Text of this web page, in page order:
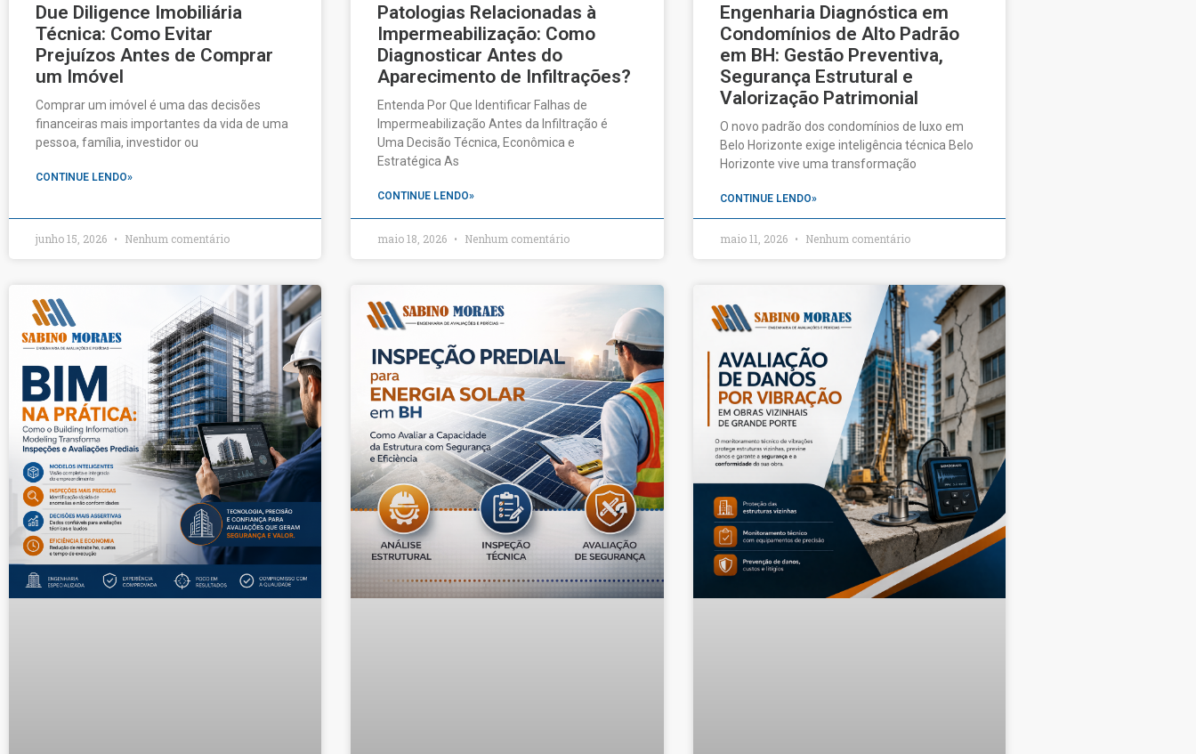
Due Diligence Imobiliária
Técnica: Como Evitar
Prejuízos Antes de Comprar
um Imóvel
Comprar um imóvel é uma das decisões
financeiras mais importantes da vida de uma
pessoa, família, investidor ou
CONTINUE LENDO»
junho 15, 2026 Nenhum comentário
Patologias Relacionadas à
Impermeabilização: Como
Diagnosticar Antes do
Aparecimento de Infiltrações?
Entenda Por Que Identificar Falhas de
Impermeabilização Antes da Infiltração é
Uma Decisão Técnica, Econômica e
Estratégica As
CONTINUE LENDO»
maio 18, 2026 Nenhum comentário
Engenharia Diagnóstica em
Condomínios de Alto Padrão
em BH: Gestão Preventiva,
Segurança Estrutural e
Valorização Patrimonial
O novo padrão dos condomínios de luxo em
Belo Horizonte exige inteligência técnica Belo
Horizonte vive uma transformação
CONTINUE LENDO»
maio 11, 2026 Nenhum comentário